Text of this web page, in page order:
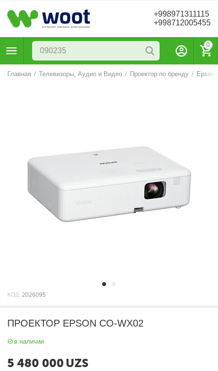
+998971311115
+998712005455
0
Главная / Телевизоры, Аудио и Видео / Проектор по бренду / Epson
КОД: 2026095
ПРОЕКТОР EPSON CO-WX02
в наличии
5 480 000 UZS